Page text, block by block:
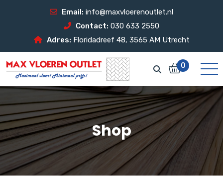
Email: info@maxvloerenoutlet.nl
Contact: 030 633 2550
Adres: Floridadreef 48, 3565 AM Utrecht
0
Shop